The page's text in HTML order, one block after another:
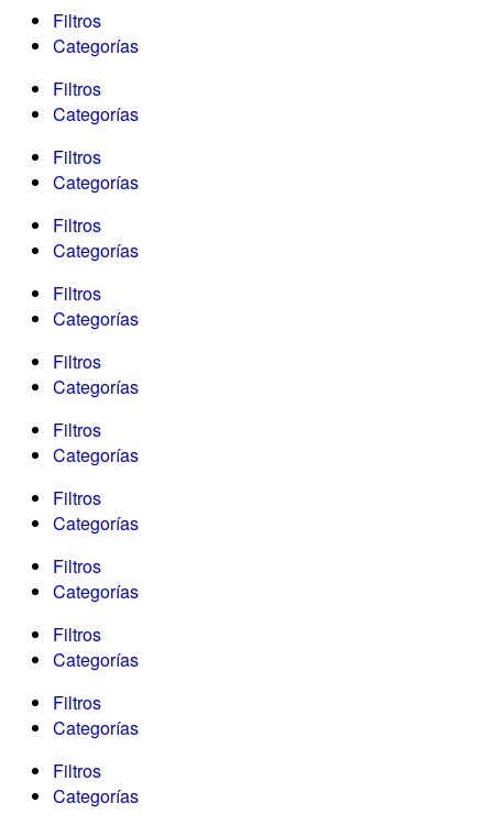
Filtros
Categorías
Filtros
Categorías
Filtros
Categorías
Filtros
Categorías
Filtros
Categorías
Filtros
Categorías
Filtros
Categorías
Filtros
Categorías
Filtros
Categorías
Filtros
Categorías
Filtros
Categorías
Filtros
Categorías